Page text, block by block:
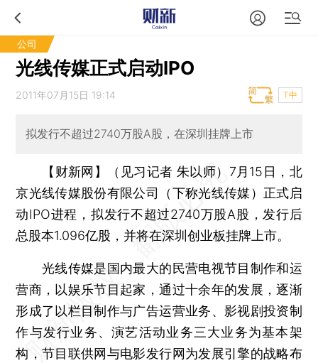
公司
光线传媒正式启动IPO
2011年07月15日 19:14 T中
拟发行不超过2740万股A股，在深圳挂牌上市
【财新网】（见习记者 朱以师） 7月15日，北
京光线传媒股份有限公司（下称光线传媒）正式启
动IPO进程，拟发行不超过2740万股A股，发行后
总股本1.096亿股，并将在深圳创业板挂牌上市。
光线传媒是国内最大的民营电视节目制作和运
营商，以娱乐节目起家，通过十余年的发展，逐渐
形成了以栏目制作与广告运营业务、影视剧投资制
作与发行业务、演艺活动业务三大业务为基本架
构，节目联供网与电影发行网为发展引擎的战略布